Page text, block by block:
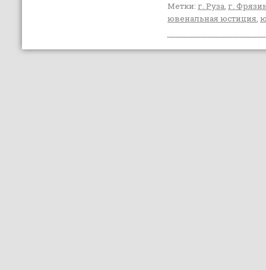
Метки: г. Руза, г.
ювенальная юстиция,